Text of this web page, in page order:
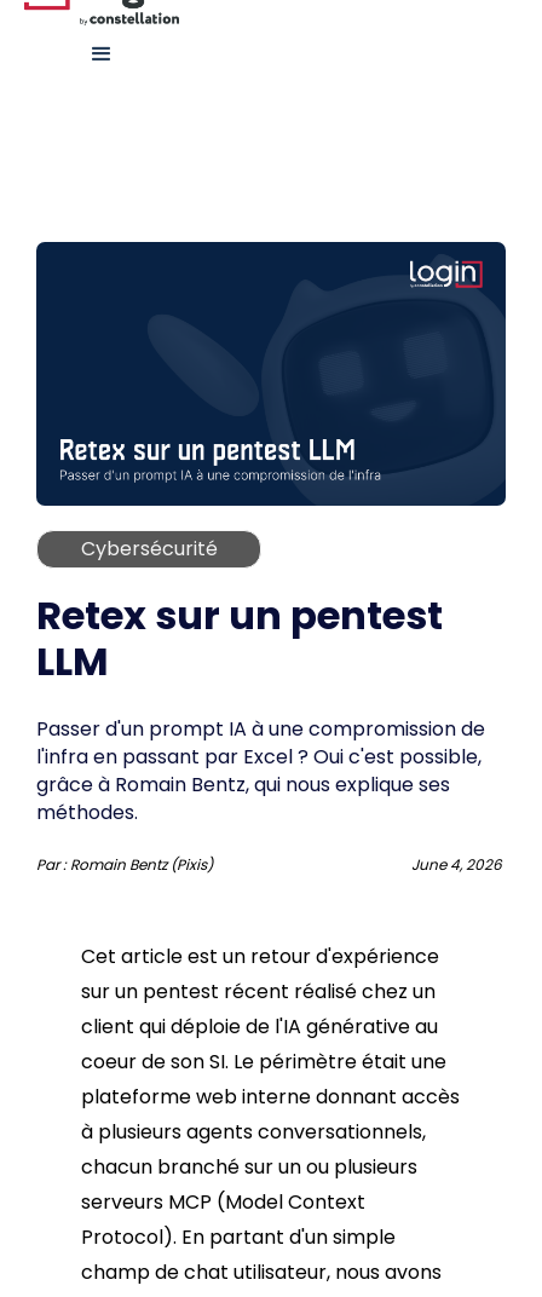
Cybersécurité
Retex sur un pentest
LLM
Passer d'un prompt IA à une compromission de
l'infra en passant par Excel ? Oui c'est possible,
grâce à Romain Bentz, qui nous explique ses
méthodes.
Par : Romain Bentz (Pixis) June 4, 2026
Cet article est un retour d'expérience
sur un pentest récent réalisé chez un
client qui déploie de l'IA générative au
coeur de son SI. Le périmètre était une
plateforme web interne donnant accès
à plusieurs agents conversationnels,
chacun branché sur un ou plusieurs
serveurs MCP (Model Context
Protocol). En partant d'un simple
champ de chat utilisateur, nous avons